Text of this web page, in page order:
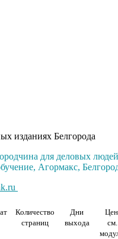
изданиях Белгорода
для деловых
Агормакс,
Количество
страниц
Дни
выхода